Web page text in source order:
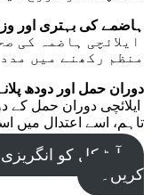
ہاضمے کی بہتری اور
ایلائچی ہاضمہ کی
منظم رکھنے میں مدد
دوران حمل اور دودھ
ایلائچی دوران حمل
تاہم، اسے اعتدال میں
آرٹیکل کو
کریں۔